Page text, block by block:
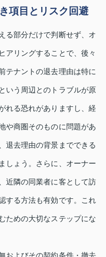
項目とリスク回避
る部分だけで判断せず、オ
アリングすることで、後々
テナントの退去理由は特に
いう周辺とのトラブルが原
れる恐れがありますし、経
や商圏そのものに問題があ
退去理由の背景までできる
しょう。さらに、オーナー
近隣の同業者に客として訪
する方法も有効です。これ
ための大切なステップにな
およびその契約条件・撤去